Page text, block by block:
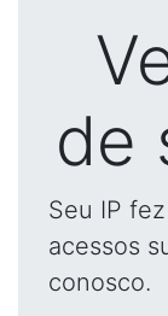
de
Seu IP
acessos
conosco.